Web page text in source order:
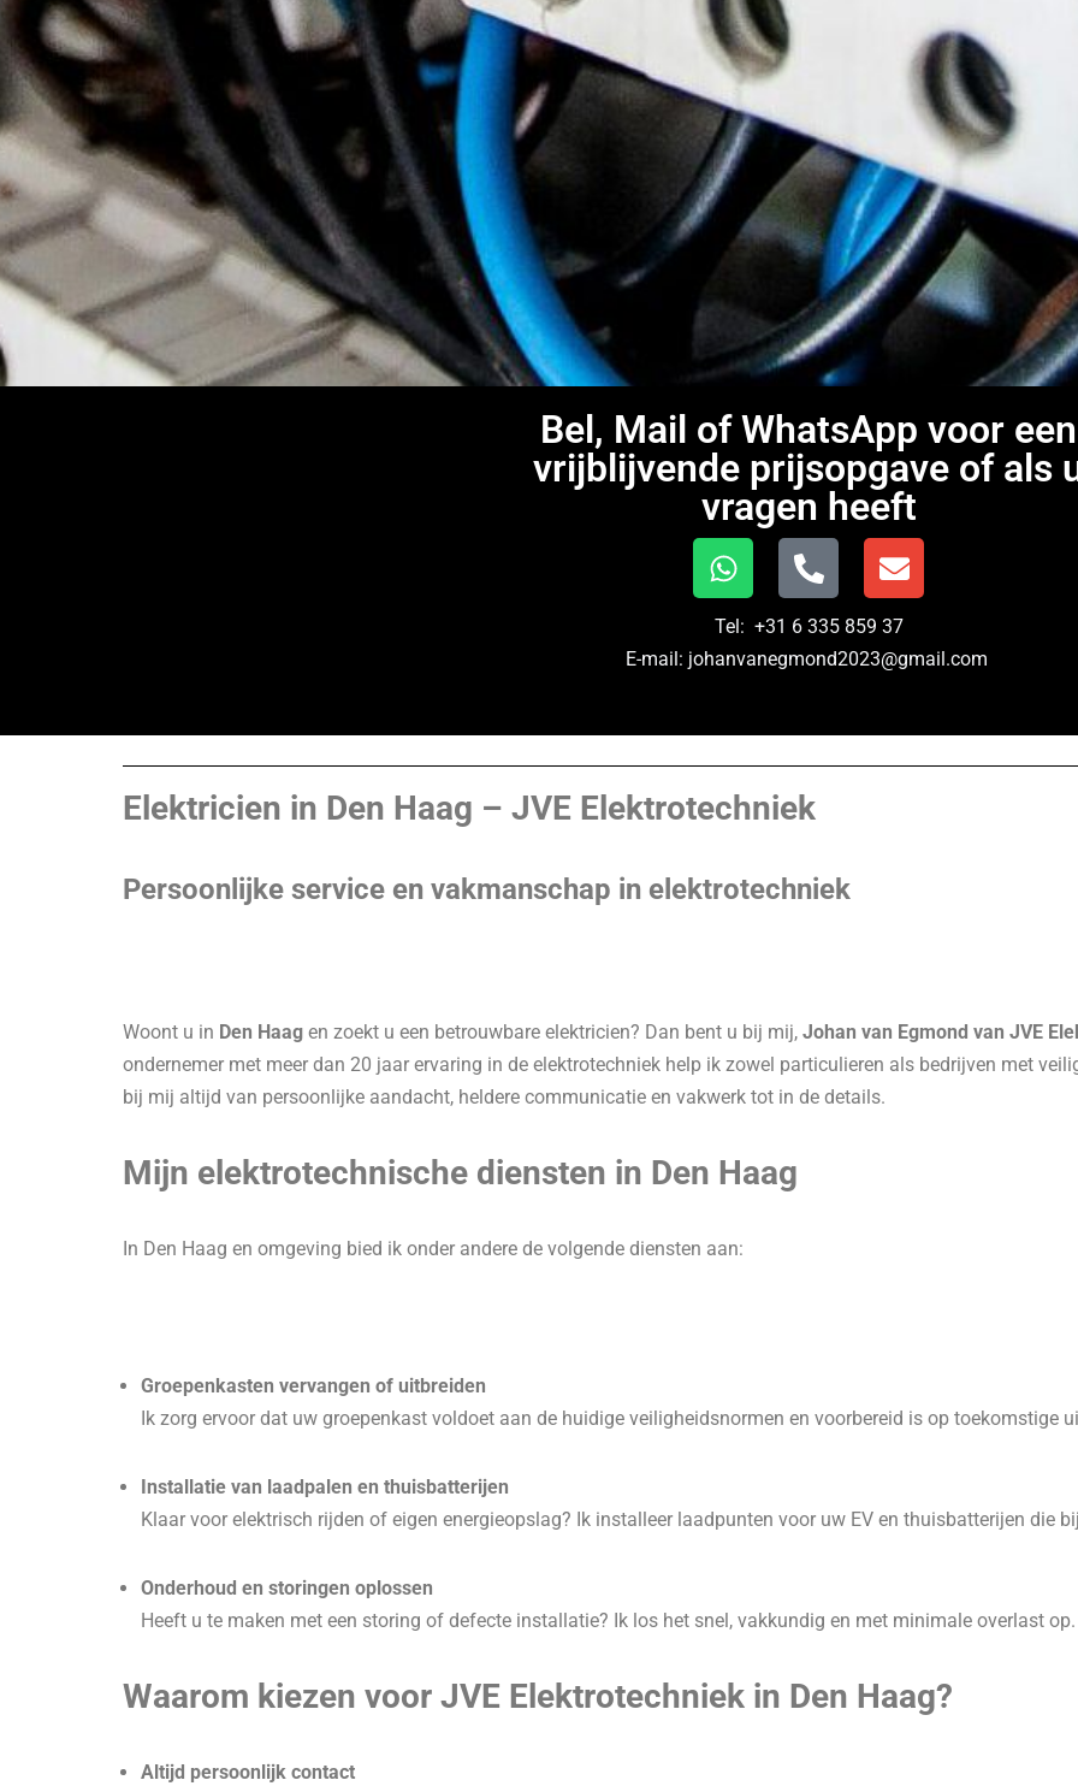
Bel, Mail of WhatsApp voor een
vrijblijvende prijsopgave of als
vragen heeft
Tel: +31 6 335 859 37
E-mail: johanvanegmond2023@gmail.com
Elektricien in Den Haag – JVE Elektrotechniek
Persoonlijke service en vakmanschap in elektrotechniek
Woont u in Den Haag en zoekt u een betrouwbare elektricien? Dan bent u bij mij, Johan van Egmond van JVE
ondernemer met meer dan 20 jaar ervaring in de elektrotechniek help ik zowel particulieren als bedrijven met
bij mij altijd van persoonlijke aandacht, heldere communicatie en vakwerk tot in de details.
Mijn elektrotechnische diensten in Den Haag
In Den Haag en omgeving bied ik onder andere de volgende diensten aan:
Groepenkasten vervangen of uitbreiden
Ik zorg ervoor dat uw groepenkast voldoet aan de huidige veiligheidsnormen en voorbereid is op toekomstige
Installatie van laadpalen en thuisbatterijen
Klaar voor elektrisch rijden of eigen energieopslag? Ik installeer laadpunten voor uw EV en thuisbatterijen die
Onderhoud en storingen oplossen
Heeft u te maken met een storing of defecte installatie? Ik los het snel, vakkundig en met minimale overlast op.
Waarom kiezen voor JVE Elektrotechniek in Den Haag?
Altijd persoonlijk contact